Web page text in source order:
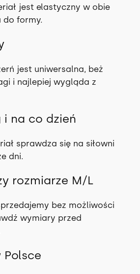
jest elastyczny w obie
do formy.
jest uniwersalna, beż
i najlepiej wygląda z
i na co dzień
sprawdza się na siłowni
dni.
rozmiarze M/L
bez możliwości
wymiary przed
Polsce